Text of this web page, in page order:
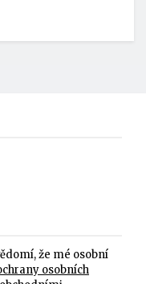
že mé osobní
osobních